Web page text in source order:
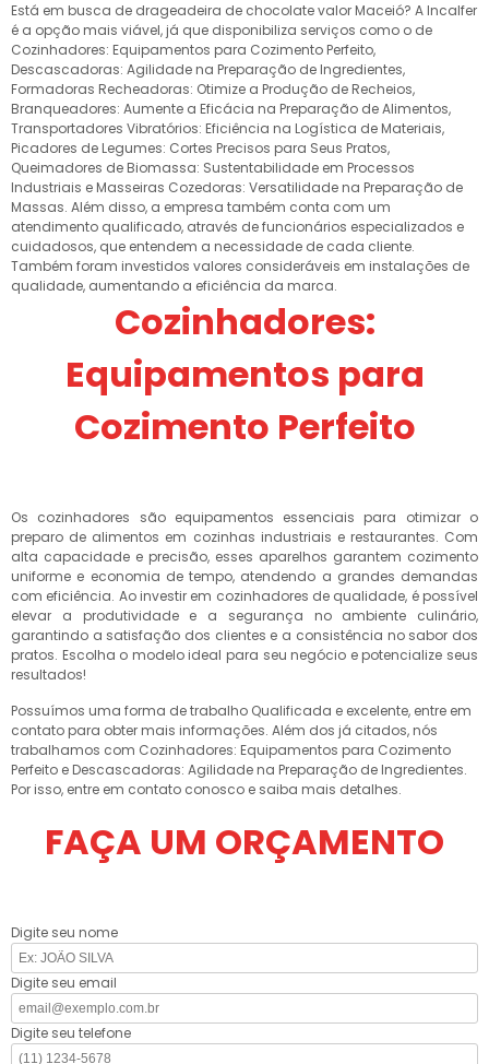
Está em busca de drageadeira de chocolate valor Maceió? A Incalfer
é a opção mais viável, já que disponibiliza serviços como o de
Cozinhadores: Equipamentos para Cozimento Perfeito,
Descascadoras: Agilidade na Preparação de Ingredientes,
Formadoras Recheadoras: Otimize a Produção de Recheios,
Branqueadores: Aumente a Eficácia na Preparação de Alimentos,
Transportadores Vibratórios: Eficiência na Logística de Materiais,
Picadores de Legumes: Cortes Precisos para Seus Pratos,
Queimadores de Biomassa: Sustentabilidade em Processos
Industriais e Masseiras Cozedoras: Versatilidade na Preparação de
Massas. Além disso, a empresa também conta com um
atendimento qualificado, através de funcionários especializados e
cuidadosos, que entendem a necessidade de cada cliente.
Também foram investidos valores consideráveis em instalações de
qualidade, aumentando a eficiência da marca.
Cozinhadores:
Equipamentos para
Cozimento Perfeito
Os cozinhadores são equipamentos essenciais para otimizar o
preparo de alimentos em cozinhas industriais e restaurantes. Com
alta capacidade e precisão, esses aparelhos garantem cozimento
uniforme e economia de tempo, atendendo a grandes demandas
com eficiência. Ao investir em cozinhadores de qualidade, é possível
elevar a produtividade e a segurança no ambiente culinário,
garantindo a satisfação dos clientes e a consistência no sabor dos
pratos. Escolha o modelo ideal para seu negócio e potencialize seus
resultados!
Possuímos uma forma de trabalho Qualificada e excelente, entre em
contato para obter mais informações. Além dos já citados, nós
trabalhamos com Cozinhadores: Equipamentos para Cozimento
Perfeito e Descascadoras: Agilidade na Preparação de Ingredientes.
Por isso, entre em contato conosco e saiba mais detalhes.
FAÇA UM ORÇAMENTO
Digite seu nome
Digite seu email
Digite seu telefone